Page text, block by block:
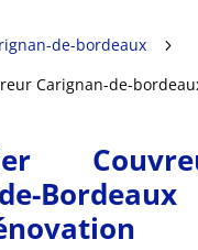
de-bordeaux 5
Carignan-de-
de-